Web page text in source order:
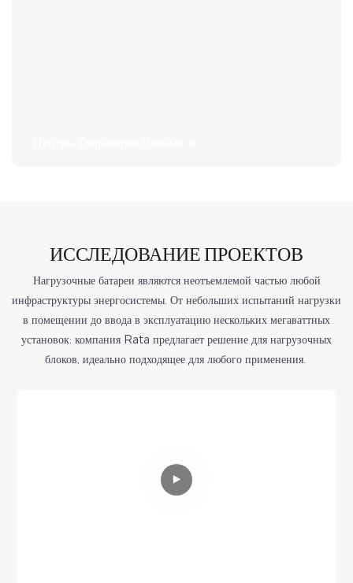
ИССЛЕДОВАНИЕ ПРОЕКТОВ
Нагрузочные батареи являются неотъемлемой частью любой
инфраструктуры энергосистемы. От небольших испытаний нагрузки
в помещении до ввода в эксплуатацию нескольких мегаваттных
установок: компания Rata предлагает решение для нагрузочных
блоков, идеально подходящее для любого применения.